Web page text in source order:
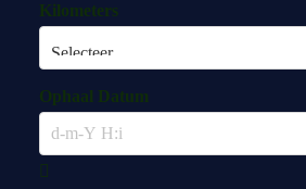
Kilometers
Ophaal Datum